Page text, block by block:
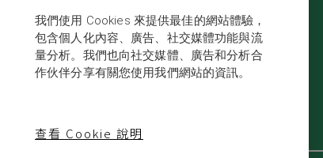
我們使用 Cookies 來提供最佳的網站體驗，
包含個人化內容、廣告、社交媒體功能與流
量分析。我們也向社交媒體、廣告和分析合
作伙伴分享有關您使用我們網站的資訊。
查看 Cookie 說明